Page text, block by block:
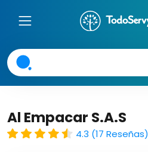
Al Empacar S.A.S
4.3 (17 Reseñas)